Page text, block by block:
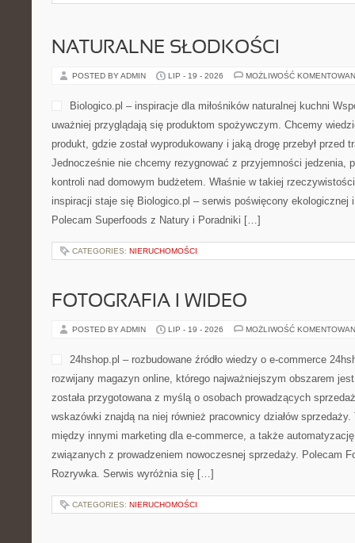
NATURALNE SŁODKOŚCI
POSTED BY ADMIN LIP - 19 - 2026 MOŻLIWOŚĆ
Biologico.pl – inspiracje dla miłośników naturalnej kuchni
uważniej przyglądają się produktom spożywczym. Chcemy
produkt, gdzie został wyprodukowany i jaką drogę przebył przed
Jednocześnie nie chcemy rezygnować z przyjemności jedzenia,
kontroli nad domowym budżetem. Właśnie w takiej
inspiracji staje się Biologico.pl – serwis poświęcony ekologicznej
Polecam Superfoods z Natury i Poradniki […]
CATEGORIES: NIERUCHOMOŚCI
FOTOGRAFIA I WIDEO
POSTED BY ADMIN LIP - 19 - 2026 MOŻLIWOŚĆ
24hshop.pl – rozbudowane źródło wiedzy o e-commerce
rozwijany magazyn online, którego najważniejszym obszarem
została przygotowana z myślą o osobach prowadzących
wskazówki znajdą na niej również pracownicy działów
między innymi marketing dla e-commerce, a także
związanych z prowadzeniem nowoczesnej sprzedaży. Polecam
Rozrywka. Serwis wyróżnia się […]
CATEGORIES: NIERUCHOMOŚCI